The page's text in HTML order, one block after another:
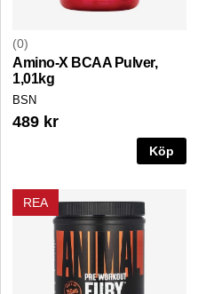
0
Amino-X BCAA Pulver,
1,01kg
BSN
489 kr
Köp
REA